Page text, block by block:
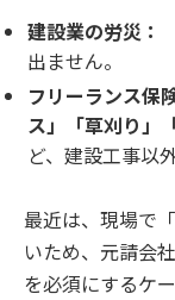
建設業の労災：
出ません。
フリーランス保
ス」「草刈り」
ど、建設工事以
最近は、現場で
いため、元請会
を必須にするケ